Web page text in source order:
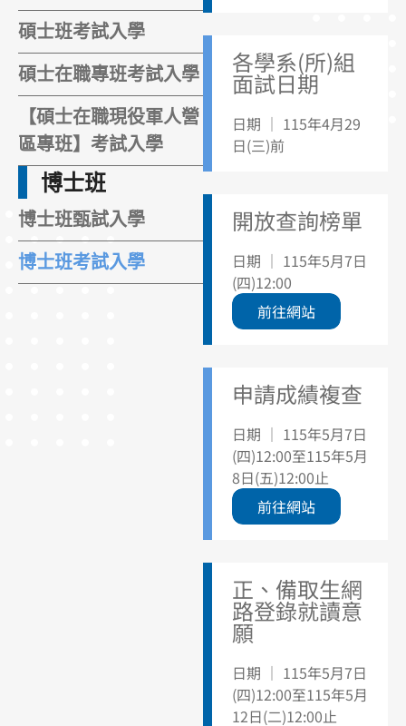
碩士班考試入學
碩士在職專班考試入學
【碩士在職現役軍人營
區專班】考試入學
博士班
博士班甄試入學
博士班考試入學
各學系(所)組
面試日期
日期 ｜ 115年4月29
日(三)前
開放查詢榜單
日期 ｜ 115年5月7日
(四)12:00
前往網站
申請成績複查
日期 ｜ 115年5月7日
(四)12:00至115年5月
8日(五)12:00止
前往網站
正、備取生網
路登錄就讀意
願
日期 ｜ 115年5月7日
(四)12:00至115年5月
12日(二)12:00止